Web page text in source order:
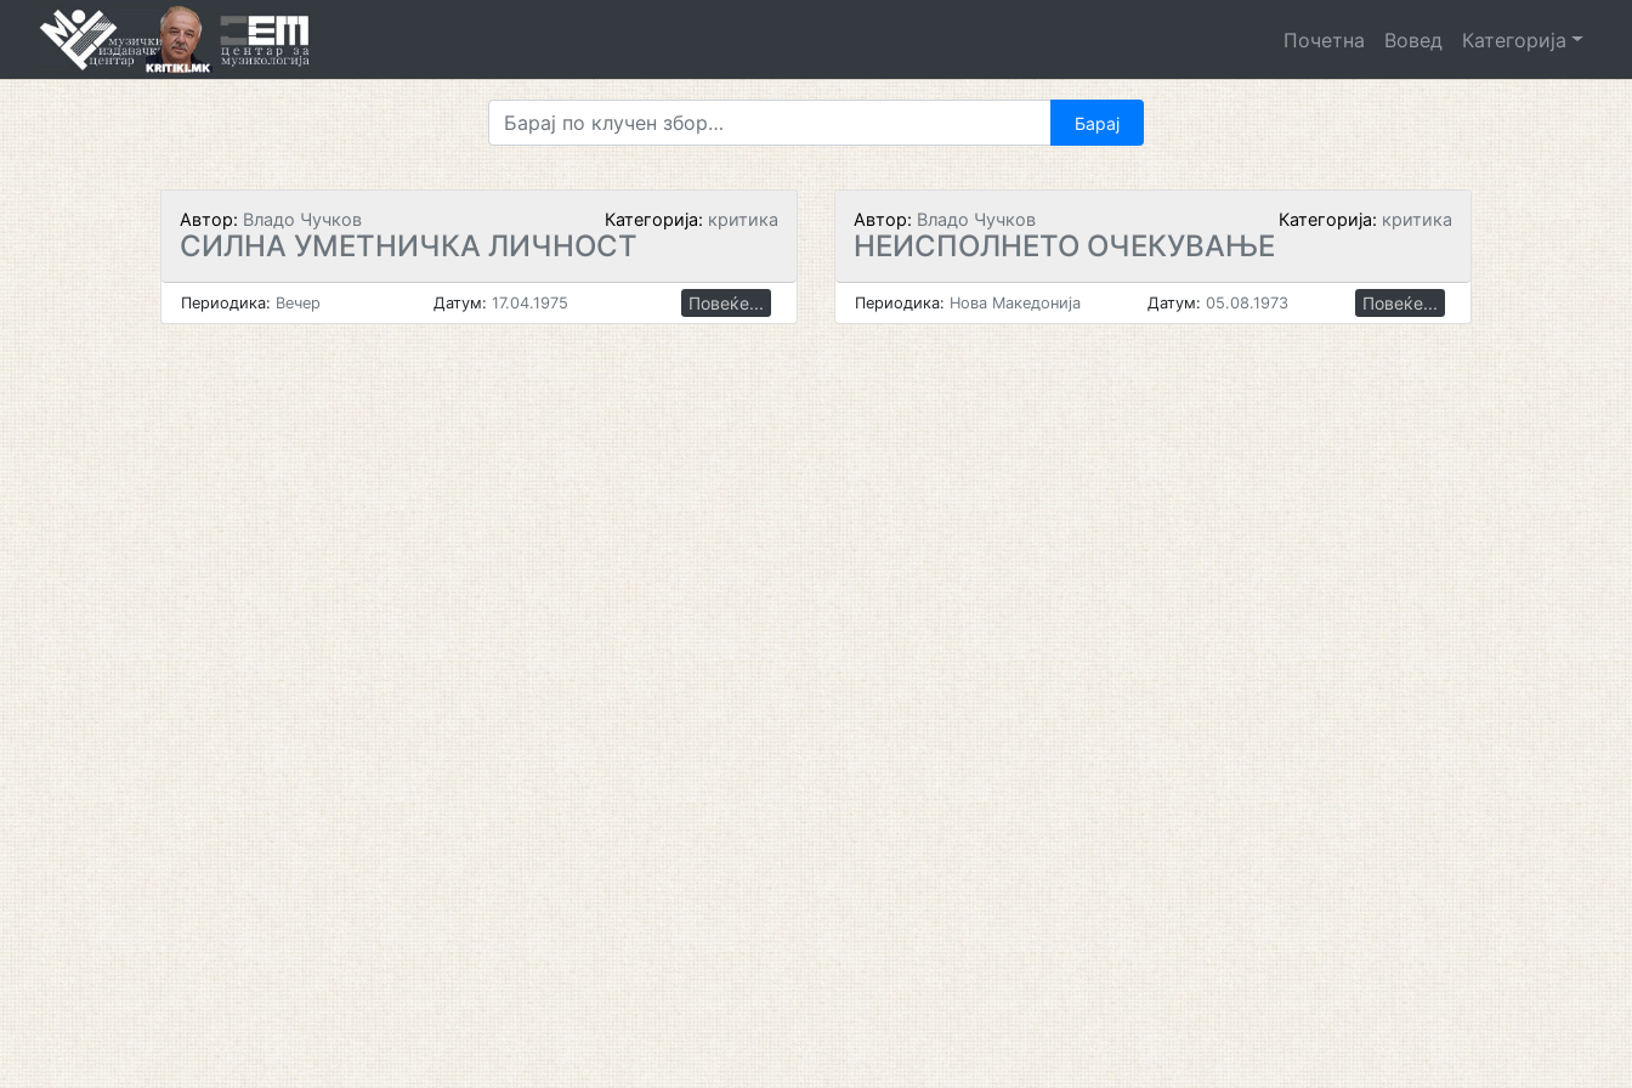
Почетна Вовед Категорија
Автор: Владо Чучков Категорија: критика
СИЛНА УМЕТНИЧКА ЛИЧНОСТ
Периодика: Вечер Датум: 17.04.1975 Повеќе...
Автор: Владо Чучков Категорија: критика
НЕИСПОЛНЕТО ОЧЕКУВАЊЕ
Периодика: Нова Македонија Датум: 05.08.1973 Повеќе...